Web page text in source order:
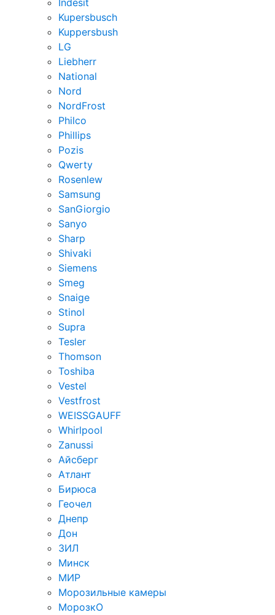
Indesit
Kupersbusch
Kuppersbush
LG
Liebherr
National
Nord
NordFrost
Philco
Phillips
Pozis
Qwerty
Rosenlew
Samsung
SanGiorgio
Sanyo
Sharp
Shivaki
Siemens
Smeg
Snaige
Stinol
Supra
Tesler
Thomson
Toshiba
Vestel
Vestfrost
WEISSGAUFF
Whirlpool
Zanussi
Айсберг
Атлант
Бирюса
Геочел
Днепр
Дон
ЗИЛ
Минск
МИР
Морозильные камеры
МорозкО